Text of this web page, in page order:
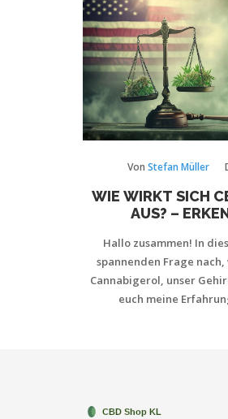
Von Stefan Müller
WIE WIRKT SICH
AUS? –
Hallo zusammen! In
spannenden Frage nach,
Cannabigerol, unser
euch meine
Interaktionen im Gehirn